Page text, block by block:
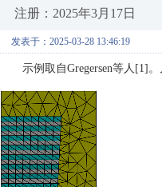
注册：2025年3月17日
发表于：2025-03-28 13:46:19
示例取自Gregersen等人[1]